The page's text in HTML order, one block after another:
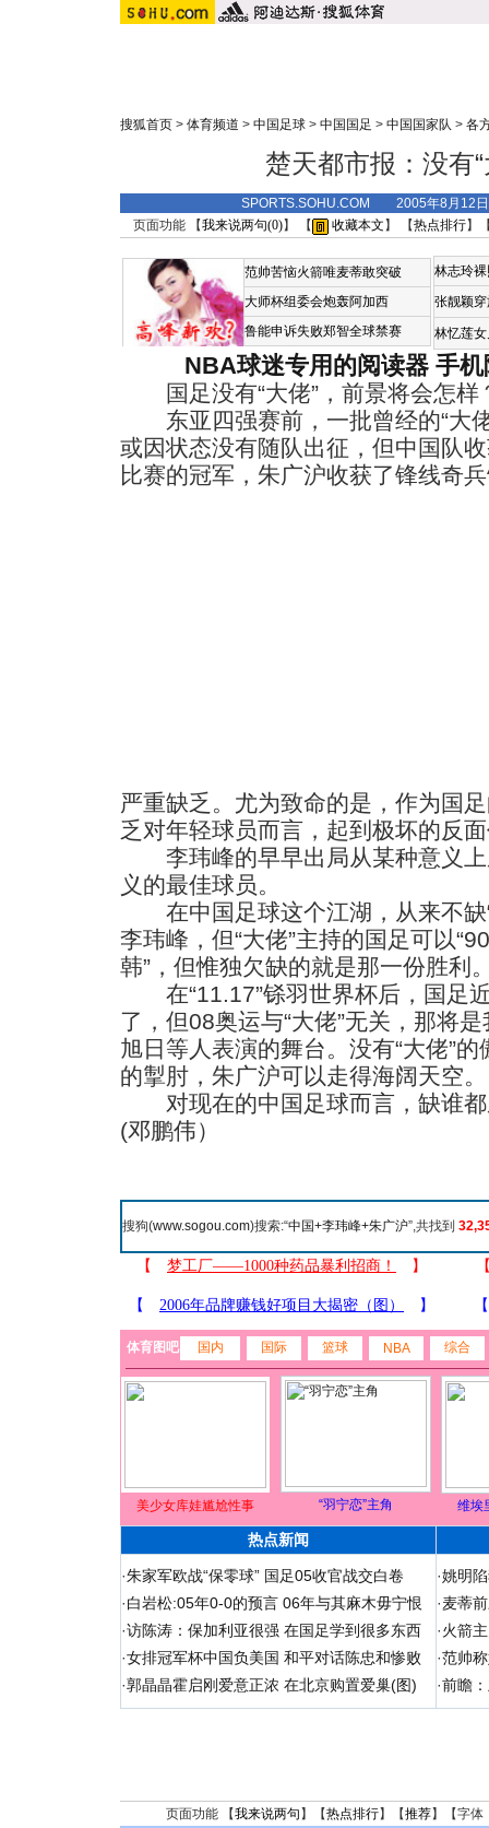
搜狐首页 > 体育频道 > 中国足球 > 中国国足 > 中国国家队 > 各
楚天都市报：没有
SPORTS.SOHU.COM 2005年8月12
页面功能 【我来说两句(0)】 【 收藏本文 】 【热点排行】
范帅苦恼火箭唯麦蒂敢突破
大师杯组委会炮轰阿加西
鲁能申诉失败郑智全球禁赛
林志玲
张靓颖
林忆莲
NBA球迷专用的阅读器 手
国足没有“大佬”，前景将会怎样
东亚四强赛前，一批曾经的“大
或因状态没有随队出征，但中国队
比赛的冠军，朱广沪收获了锋线奇
严重缺乏。尤为致命的是，作为国
乏对年轻球员而言，起到极坏的反
李玮峰的早早出局从某种意义上
义的最佳球员。
在中国足球这个江湖，从来不缺
李玮峰，但“大佬”主持的国足可以
韩”，但惟独欠缺的就是那一份胜利
在“11.17”铩羽世界杯后，国足
了，但08奥运与“大佬”无关，那将
旭日等人表演的舞台。没有“大佬”的
的掣肘，朱广沪可以走得海阔天空。
对现在的中国足球而言，缺谁都
(邓鹏伟）
搜狗(www.sogou.com)搜索:“中国+李玮峰+朱广沪”,共找到
体育图吧 国内 国际 篮球 NBA 综合
美少女库娃尴尬性事 “羽宁恋”主角 维埃
热点新闻
·朱家军欧战“保零球” 国足05收官战交白卷
·白岩松:05年0-0的预言 06年与其麻木毋宁恨
·访陈涛：保加利亚很强 在国足学到很多东西
·女排冠军杯中国负美国 和平对话陈忠和惨败
·郭晶晶霍启刚爱意正浓 在北京购置爱巢(图)
·姚明
·麦蒂
·火箭
·范帅
·前瞻
页面功能 【我来说两句 】【热点排行】【推荐】【字体